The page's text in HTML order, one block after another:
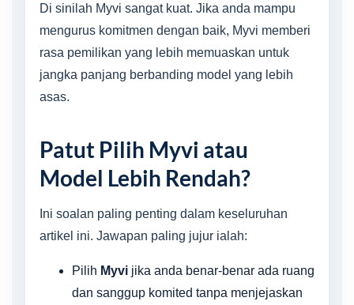
Di sinilah Myvi sangat kuat. Jika anda mampu
mengurus komitmen dengan baik, Myvi memberi
rasa pemilikan yang lebih memuaskan untuk
jangka panjang berbanding model yang lebih
asas.
Patut Pilih Myvi atau
Model Lebih Rendah?
Ini soalan paling penting dalam keseluruhan
artikel ini. Jawapan paling jujur ialah:
Pilih Myvijika anda benar-benar ada ruang
dan sanggup komited tanpa menjejaskan